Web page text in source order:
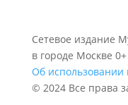
Сетевое издание
в городе Москве 0+
Об
© 2024 Все права